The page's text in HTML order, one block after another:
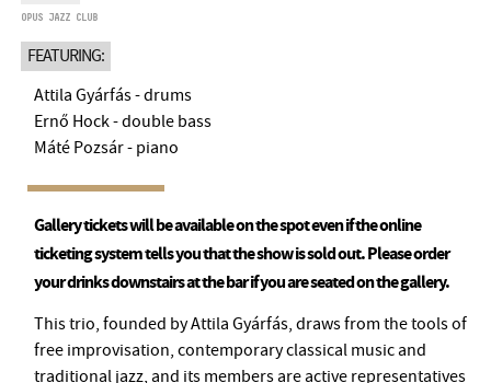
OPUS JAZZ CLUB
MUSIC INFORMATION CENTER
OPUS JAZZ CLUB
FEATURING:
Attila Gyárfás - drums
Ernő Hock - double bass
Máté Pozsár - piano
Gallery tickets will be available on the spot even if the online
ticketing system tells you that the show is sold out. Please order
your drinks downstairs at the bar if you are seated on the gallery.
This trio, founded by Attila Gyárfás, draws from the tools of
free improvisation, contemporary classical music and
traditional jazz, and its members are active representatives